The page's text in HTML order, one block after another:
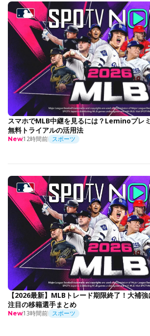
スマホでMLB中継を見るには？Leminoプレ
無料トライアルの活用法
New12時間前 スポーツ
【2026最新】MLBトレード期限終了！大補
注目の移籍選手まとめ
New13時間前 スポーツ